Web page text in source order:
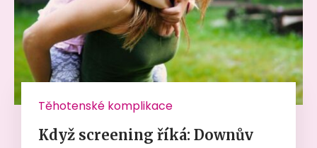
Těhotenské komplikace
Když screening říká: Downův